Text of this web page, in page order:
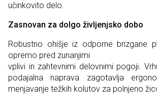
učinkovito delo.
Zasnovan za dolgo življenjsko dobo
Robustno ohišje iz odporne brizgane
opremo pred zunanjimi
vplivi in zahtevnimi delovnimi pogoji.
podajalna naprava zagotavlja
menjavanje težkih kolutov za polnjeno